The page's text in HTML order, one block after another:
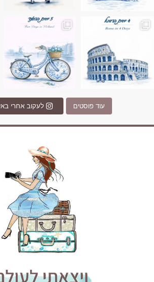
Instagram post
Instagram post 17994326828955248
עוד פוסטים לעקוב אחרי